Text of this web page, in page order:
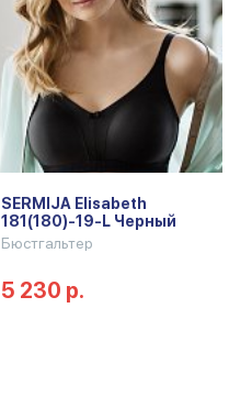
SERMIJA Elisabeth
181(180)-19-L Черный
Бюстгальтер
5 230 р.